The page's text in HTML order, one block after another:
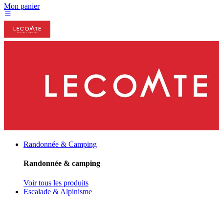
Mon panier
Randonnée & Camping
Randonnée & camping
Voir tous les produits
Escalade & Alpinisme